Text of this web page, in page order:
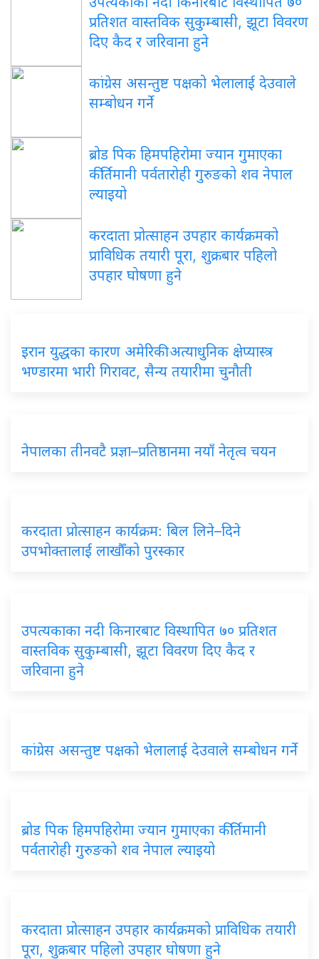
प्रतिशत वास्तविक सुकुम्बासी, झूटा विवरण
दिए कैद र जरिवाना हुने
कांग्रेस असन्तुष्ट पक्षको भेलालाई देउवाले
सम्बोधन गर्ने
ब्रोड पिक हिमपहिरोमा ज्यान गुमाएका
कीर्तिमानी पर्वतारोही गुरुङको शव नेपाल
ल्याइयो
करदाता प्रोत्साहन उपहार कार्यक्रमको
प्राविधिक तयारी पूरा, शुक्रबार पहिलो
उपहार घोषणा हुने
इरान युद्धका कारण अमेरिकी अत्याधुनिक क्षेप्यास्त्र
भण्डारमा भारी गिरावट, सैन्य तयारीमा चुनौती
नेपालका तीनवटै प्रज्ञा–प्रतिष्ठानमा नयाँ नेतृत्व चयन
करदाता प्रोत्साहन कार्यक्रम: बिल लिने–दिने
उपभोक्तालाई लाखौँको पुरस्कार
उपत्यकाका नदी किनारबाट विस्थापित ७० प्रतिशत
वास्तविक सुकुम्बासी, झूटा विवरण दिए कैद र
जरिवाना हुने
कांग्रेस असन्तुष्ट पक्षको भेलालाई देउवाले सम्बोधन गर्ने
ब्रोड पिक हिमपहिरोमा ज्यान गुमाएका कीर्तिमानी
पर्वतारोही गुरुङको शव नेपाल ल्याइयो
करदाता प्रोत्साहन उपहार कार्यक्रमको प्राविधिक तयारी
पूरा, शुक्रबार पहिलो उपहार घोषणा हुने